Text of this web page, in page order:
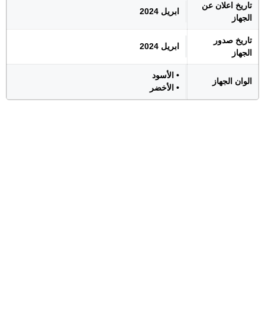
تاريخ اعلان عن
الجهاز
ابريل 2024
تاريخ صدور
الجهاز
ابريل 2024
الوان الجهاز
• الأسود
• الأخضر